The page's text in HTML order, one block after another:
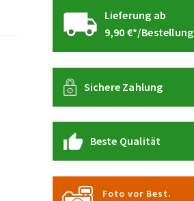
Lieferung ab
9,90 €*/Bestellung
Sichere Zahlung
Beste Qualität
Foto vor Best.